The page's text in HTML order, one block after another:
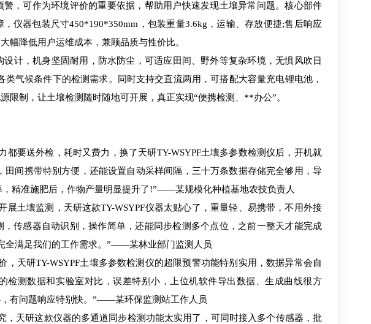
，可作为环境评价的重要依据，帮助用户快速发现土壤异常问题。核心部件
仪器包装尺寸450*190*350mm，包装重量3.6kg，运输、存放便捷;售后响应
幅降低用户运维成本，兼顾品质与性价比。
，机身坚固耐用，防水防尘，可适应田间、野外等复杂环境，无惧风吹日
气候条件下的检测需求。同时支持交直流两用，可搭配大容量充电锂电池，
限制，让土壤检测随时随地可开展，真正实现“便携检测、**办公”。
要送外检，耗时又费力，换了天研TY-WSYPF土壤多参数检测仪后，开机就
间携带特别方便，还能设置自动采样间隔，三十万条数据存储完全够用，导
精准施肥后，作物产量明显提升了!”——某规模化种植基地农技负责人
土壤监测，天研这款TY-WSYPF仪器太贴心了，重量轻、易携带，不用外接
传感器自动识别，操作简单，还能同步检测多个点位，之前一整天才能完成
全满足我们的工作需求。”——某林业部门监测人员
天研TY-WSYPF土壤多参数检测仪的超限预警功能特别实用，数据异常会自
检测数据和实验室对比，误差特别小，上位机软件导出数据、生成曲线很方
有问题响应特别快。”——某环保监测站工作人员
天研这款仪器的多通道同步检测功能太实用了，可同时接入多个传感器，批